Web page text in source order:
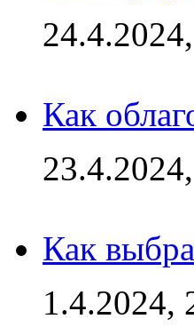
Как
Как
1.4.2024,